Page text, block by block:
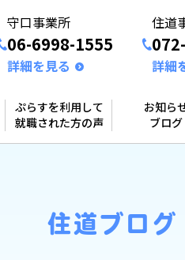
守口事業所
06-6998-1555
詳細を見る
住道
詳細
ぷらすを利用して
就職された方の声
お知ら
ブログ
住道ブログ